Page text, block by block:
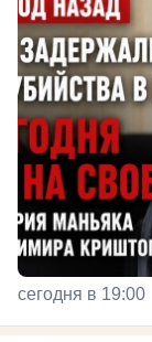
сегодня в 19:00